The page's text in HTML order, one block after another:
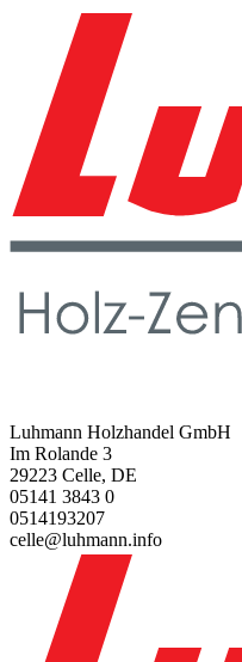
Luhmann Holzhandel GmbH
Im Rolande 3
29223 Celle, DE
05141 3843 0
0514193207
celle@luhmann.info